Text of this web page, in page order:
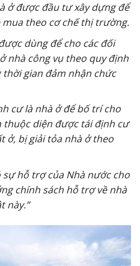
ở được đầu tư xây dựng để
theo cơ chế thị trường.
dùng để cho các đối
nhà công vụ theo quy định
gian đảm nhận chức
cư là nhà ở để bố trí cho
thuộc diện được tái định cư
ở, bị giải tỏa nhà ở theo
sự hỗ trợ của Nhà nước cho
chính sách hỗ trợ về nhà
này.”